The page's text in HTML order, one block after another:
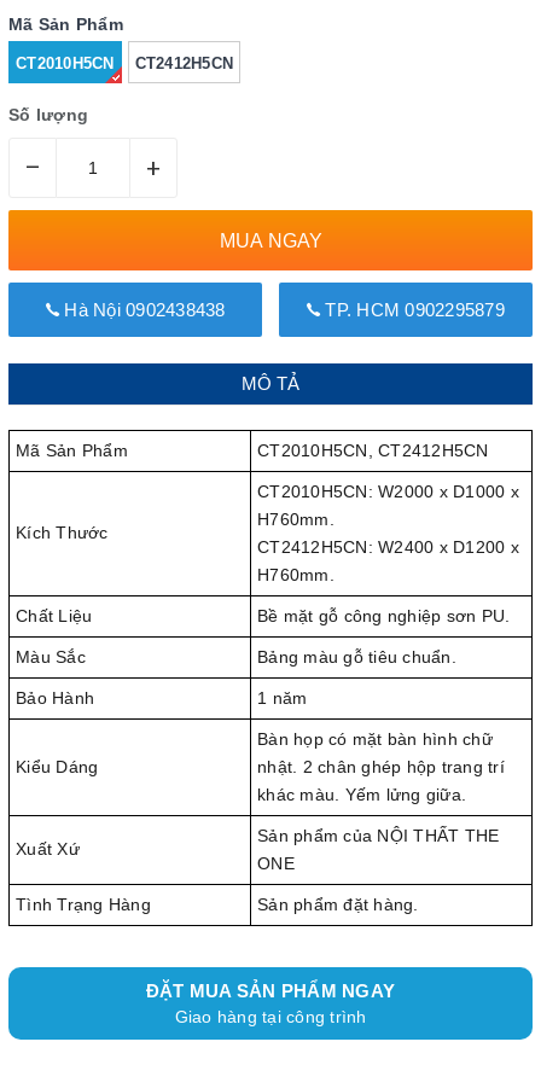
Mã Sản Phẩm
CT2010H5CN CT2412H5CN
Số lượng
– +
MUA NGAY
Hà Nội 0902438438 TP. HCM 0902295879
MÔ TẢ
Mã Sản Phẩm CT2010H5CN, CT2412H5CN
Kích Thước
CT2010H5CN: W2000 x D1000 x
H760mm.
CT2412H5CN: W2400 x D1200 x
H760mm.
Chất Liệu Bề mặt gỗ công nghiệp sơn PU.
Màu Sắc Bảng màu gỗ tiêu chuẩn.
Bảo Hành 1 năm
Kiểu Dáng
Bàn họp có mặt bàn hình chữ
nhật. 2 chân ghép hộp trang trí
khác màu. Yếm lửng giữa.
Xuất Xứ
Sản phẩm của NỘI THẤT THE
ONE
Tình Trạng Hàng Sản phẩm đặt hàng.
ĐẶT MUA SẢN PHẨM NGAY
Giao hàng tại công trình